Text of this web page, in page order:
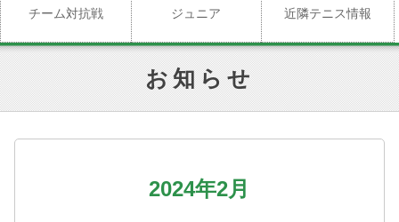
チーム対抗戦 ジュニア 近隣テニス情報
お知らせ
2024年2月